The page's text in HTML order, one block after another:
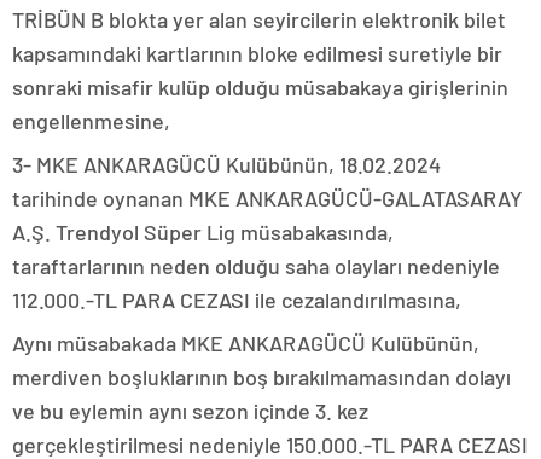
TRİBÜN B blokta yer alan seyircilerin elektronik bilet
kapsamındaki kartlarının bloke edilmesi suretiyle bir
sonraki misafir kulüp olduğu müsabakaya girişlerinin
engellenmesine,
3- MKE ANKARAGÜCÜ Kulübünün, 18.02.2024
tarihinde oynanan MKE ANKARAGÜCÜ-GALATASARAY
A.Ş. Trendyol Süper Lig müsabakasında,
taraftarlarının neden olduğu saha olayları nedeniyle
112.000.-TL PARA CEZASI ile cezalandırılmasına,
Aynı müsabakada MKE ANKARAGÜCÜ Kulübünün,
merdiven boşluklarının boş bırakılmamasından dolayı
ve bu eylemin aynı sezon içinde 3. kez
gerçekleştirilmesi nedeniyle 150.000.-TL PARA CEZASI